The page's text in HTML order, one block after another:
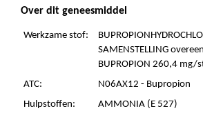
Over dit geneesmiddel
Werkzame stof:
SAMENSTELLING
BUPROPION 260,4 mg/
ATC:
N06AX12 - Bupropion
Hulpstoffen:
AMMONIA (E 527)